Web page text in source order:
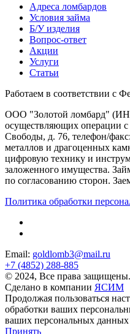
Адреса ломбардов
Условия займа
Б/У изделия
Вопрос-ответ
Акции
Услуги
Статьи
Работаем в соответствии с
ООО "Золотой ломбард" (ИНН
осуществляющих операции
Свободы, д. 76, телефон/
металлов и драгоценных
цифровую технику и
заложенного имущества.
по согласованию сторон.
Политика обработки
Email: goldlomb3@mail.ru
+7 (4852) 288-885
© 2024, Все права защищены.
Сделано в компании ЯСИМ
Продолжая пользоваться
обработки ваших
ваших персональных данных
Принять